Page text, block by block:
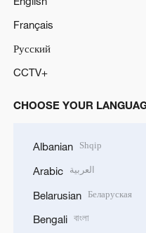
Français
Русский
CCTV+
CHOOSE YOUR
Albanian Shqip
Arabic العربية
Belarusian Беларуская
Bengali বাংলা